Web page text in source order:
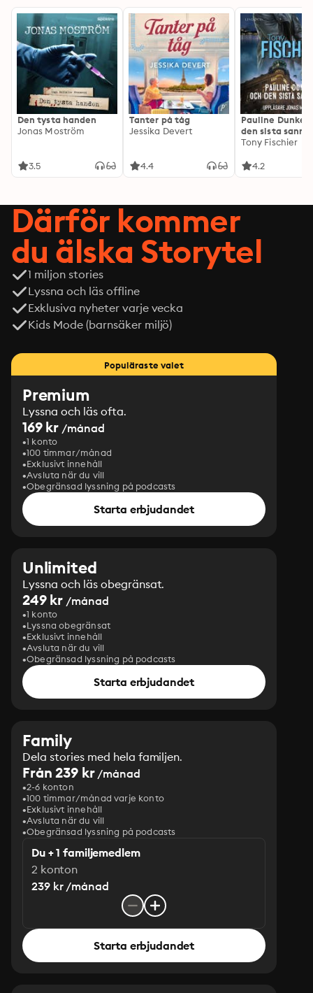
Den tysta handen
Jonas Moström
3.5
Tanter på tåg
Jessika Devert
4.4
Pauline Dunker
den sista
Tony Fischier
4.2
Därför kommer
du älska Storytel
1 miljon stories
Lyssna och läs offline
Exklusiva nyheter varje vecka
Kids Mode (barnsäker miljö)
Populäraste valet
Premium
Lyssna och läs ofta.
169 kr /månad
1 konto
100 timmar/månad
Exklusivt innehåll
Avsluta när du vill
Obegränsad lyssning på podcasts
Starta erbjudandet
Unlimited
Lyssna och läs obegränsat.
249 kr /månad
1 konto
Lyssna obegränsat
Exklusivt innehåll
Avsluta när du vill
Obegränsad lyssning på podcasts
Starta erbjudandet
Family
Dela stories med hela familjen.
Från 239 kr/månad
2-6 konton
100 timmar/månad varje konto
Exklusivt innehåll
Avsluta när du vill
Obegränsad lyssning på podcasts
Du + 1 familjemedlem
2 konton
239 kr /månad
Starta erbjudandet